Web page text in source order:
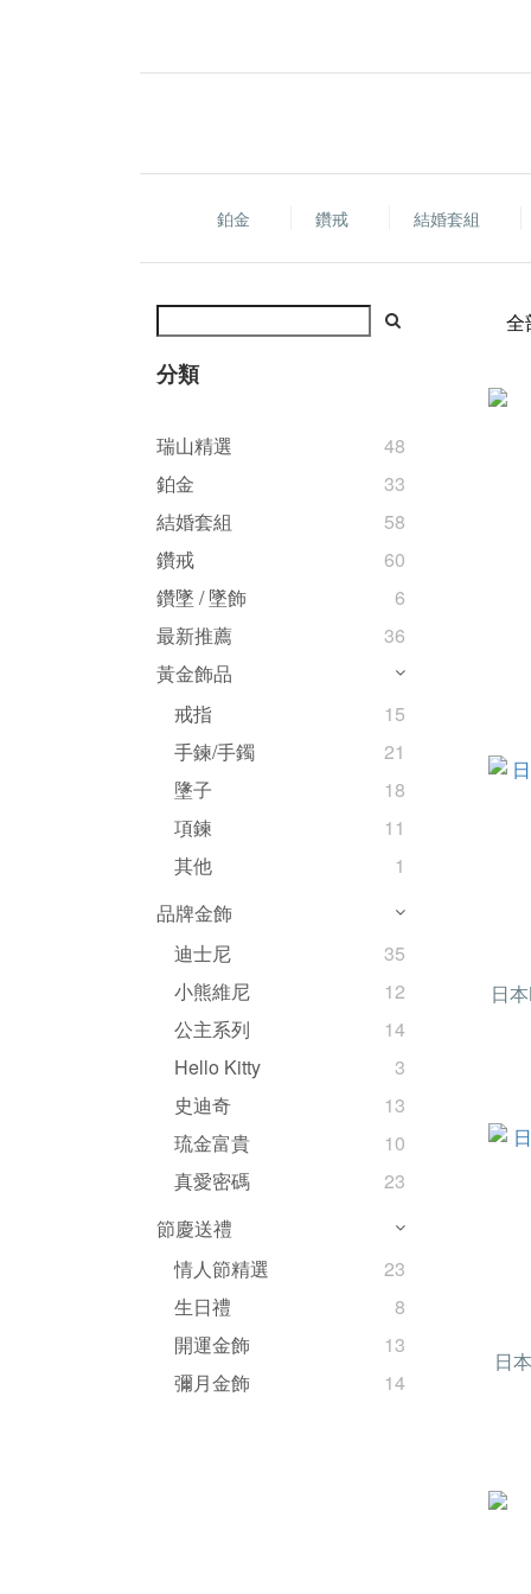
鉑金 鑽戒 結婚套組
分類
瑞山精選
48
鉑金
33
結婚套組
58
鑽戒
60
鑽墜 / 墜飾
6
最新推薦
36
黃金飾品
戒指
15
手鍊/手鐲
21
墬子
18
項鍊
11
其他
1
品牌金飾
迪士尼
35
小熊維尼
12
公主系列
14
Hello Kitty
3
史迪奇
13
琉金富貴
10
真愛密碼
23
節慶送禮
情人節精選
23
生日禮
8
開運金飾
13
彌月金飾
14
全
日
日